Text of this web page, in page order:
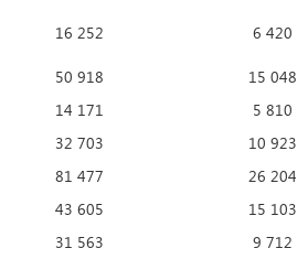
16 252 6 420
50 918
15 048
14 171
5 810
32 703
10 923
81 477
26 204
43 605
15 103
31 563
9 712